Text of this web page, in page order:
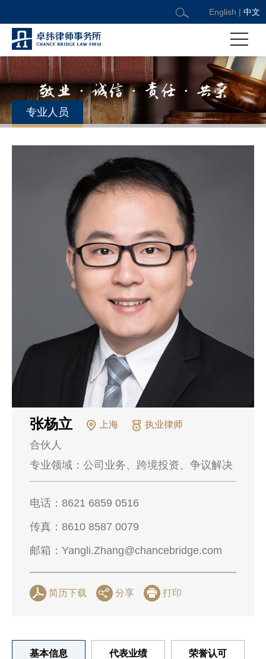
English | 中文
专业人员
张杨立 上海 执业律师
合伙人
专业领域： 公司业务、跨境投资、争议解决
电话： 8621 6859 0516
传真： 8610 8587 0079
邮箱： Yangli.Zhang@chancebridge.com
简历下载 分享 打印
基本信息 代表业绩 荣誉认可